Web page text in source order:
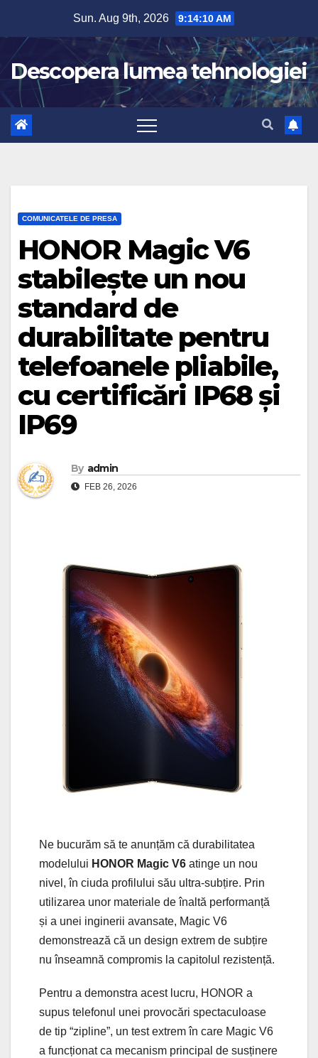
content
Sun. Aug 9th, 2026 9:14:11 AM
Descopera lumea tehnologiei
COMUNICATELE DE PRESA
HONOR Magic V6
stabilește un nou
standard de
durabilitate pentru
telefoanele pliabile,
cu certificări IP68 și
IP69
By admin
FEB 26, 2026
Ne bucurăm să te anunțăm că durabilitatea
modelului HONOR Magic V6 atinge un nou
nivel, în ciuda profilului său ultra-subțire. Prin
utilizarea unor materiale de înaltă performanță
și a unei inginerii avansate, Magic V6
demonstrează că un design extrem de subțire
nu înseamnă compromis la capitolul rezistență.
Pentru a demonstra acest lucru, HONOR a
supus telefonul unei provocări spectaculoase
de tip “zipline”, un test extrem în care Magic V6
a funcționat ca mecanism principal de susținere